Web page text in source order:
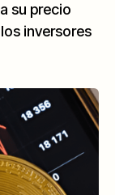
su precio
inversores